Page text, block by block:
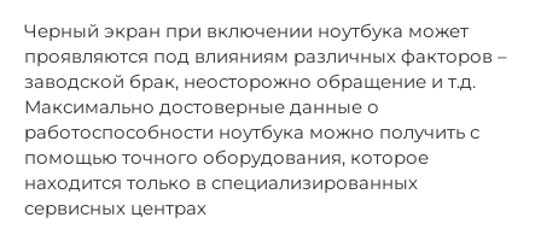
Черный экран при включении ноутбука может
проявляются под влияниям различных факторов –
заводской брак, неосторожно обращение и т.д.
Максимально достоверные данные о
работоспособности ноутбука можно получить с
помощью точного оборудования, которое
находится только в специализированных
сервисных центрах